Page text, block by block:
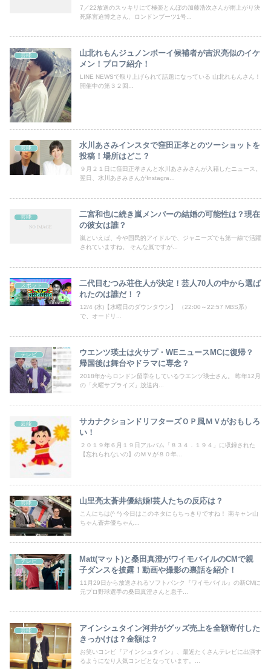
7／22放送のスッキリにて極楽とんぼの加藤浩次さんが雨上がり決
死隊宮迫博之さん、ロンドンブーツ1号...
芸能
山北れもんジュノンボーイ候補者が吉沢亮似のイケ
メン！プロフ紹介！
LINE NEWSで取り上げられて話題になっている 山北れもんさん！
開催中の第３２回...
芸能
水川あさみインスタで窪田正孝とのツーショットを
投稿！場所はどこ？
９月２１日に窪田正孝さんと水川あさみさんが入籍したニュース。
翌日、水川あさみさんがInstagra...
芸能
二宮和也に続き嵐メンバーの結婚の可能性は？現在
の彼女は誰？
嵐といえば、今や国民的アイドルで、ジャニーズでも第一線で活躍
されていますね。 そんな嵐ですが...
スポット
二代目むつみ荘住人が決定！芸人70人の中から選ば
れたのは誰だ！？
12/4 (水)【水曜日のダウンタウン】 （22:00～22:57 MBS系）
で、オードリ...
テレビ
ウエンツ瑛士は火サプ・WEニュースMCに復帰？
帰国後は舞台やドラマに専念？
2018年からロンドン留学をしているウエンツ瑛士さん。 昨年12月
の「火曜サプライズ」放送内...
芸能
サカナクションドリフターズＯＰ風ＭＶがおもしろ
い！
２０１９年６月１９日アルバム「８３４．１９４」に収録された
【忘れられないの】のＭＶが８０年...
芸能 山里亮太蒼井優結婚!芸人たちの反応は？
こんにちは(^ ^) 今日はこのネタにもちっきりですね！ 南キャン山
ちゃん蒼井優ちゃん...
テレビ
Matt(マット)と桑田真澄がワイモバイルのCMで親
子ダンスを披露！動画や撮影の裏話を紹介！
11月29日から放送されるソフトバンク『ワイモバイル』の新CMに
元プロ野球選手の桑田真澄さんと息子...
芸能
アインシュタイン河井がグッズ売上を全額寄付した
きっかけは？金額は？
お笑いコンビ『アインシュタイン』、最近たくさんテレビに出演す
るようになり人気コンビとなっています。...